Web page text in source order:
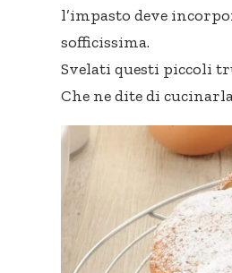
l’impasto deve
sofficissima.
Svelati questi piccoli
Che ne dite di